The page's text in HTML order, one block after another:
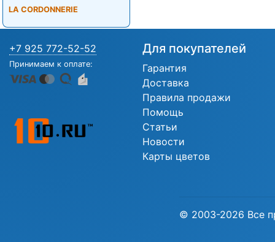
LA CORDONNERIE
+7 925 772-52-52
Принимаем к оплате:
Для покупателей
Гарантия
Доставка
Правила продажи
Помощь
Статьи
Новости
Карты цветов
© 2003-2026 Все